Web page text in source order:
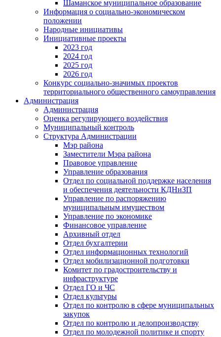
Шаманское муниципальное образование
Информация о социально-экономическом
положении
Народные инициативы
Инициативные проекты
2023 год
2024 год
2025 год
2026 год
Конкурс социально-значимых проектов
территориального общественного самоуправления
Администрация
Администрация
Оценка регулирующего воздействия
Муниципальный контроль
Структура Администрации
Мэр района
Заместители Мэра района
Правовое управление
Управление образования
Отдел по социальной поддержке населения
и обеспечения деятельности КДНиЗП
Управление по распоряжению
муниципальным имуществом
Управление по экономике
Финансовое управление
Архивный отдел
Отдел бухгалтерии
Отдел информационных технологий
Отдел мобилизационной подготовки
Комитет по градостроительству и
инфраструктуре
Отдел ГО и ЧС
Отдел культуры
Отдел по контролю в сфере муниципальных
закупок
Отдел по контролю и делопроизводству
Отдел по молодежной политике и спорту